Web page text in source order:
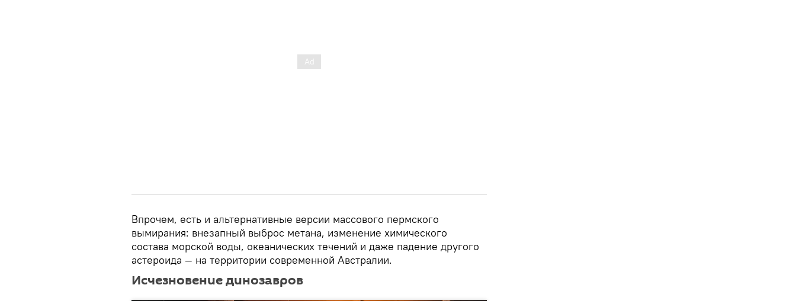
Впрочем, есть и альтернативные версии массового пермского
вымирания: внезапный выброс метана, изменение химического
состава морской воды, океанических течений и даже падение другого
астероида — на территории современной Австралии.
Исчезновение динозавров